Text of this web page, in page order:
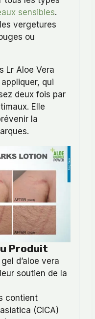
sensibles.
vergetures
ou
Lr Aloe Vera
qui
deux fois par
Elle
la
Produit
d’aloe vera
soutien de la
contient
(CICA)